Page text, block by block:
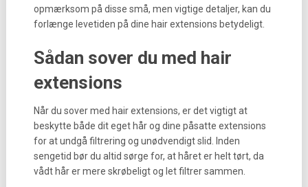
opmærksom på disse små, men vigtige detaljer, kan du
forlænge levetiden på dine hair extensions betydeligt.
Sådan sover du med hair
extensions
Når du sover med hair extensions, er det vigtigt at
beskytte både dit eget hår og dine påsatte extensions
for at undgå filtrering og unødvendigt slid. Inden
sengetid bør du altid sørge for, at håret er helt tørt, da
vådt hår er mere skrøbeligt og let filtrer sammen.